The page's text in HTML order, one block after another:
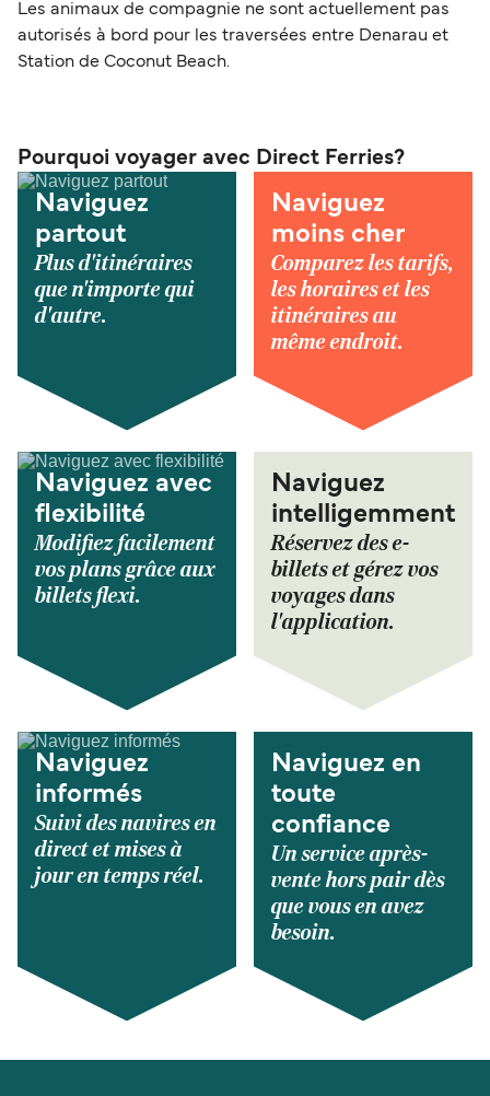
Les animaux de compagnie ne sont actuellement pas
autorisés à bord pour les traversées entre Denarau et
Station de Coconut Beach.
Pourquoi voyager avec Direct Ferries?
Naviguez
partout
Plus d'itinéraires
que n'importe qui
d'autre.
Naviguez
moins cher
Comparez les tarifs,
les horaires et les
itinéraires au
même endroit.
Naviguez avec
flexibilité
Modifiez facilement
vos plans grâce aux
billets flexi.
Naviguez
intelligemment
Réservez des e-
billets et gérez vos
voyages dans
l'application.
Naviguez
informés
Suivi des navires en
direct et mises à
jour en temps réel.
Naviguez en
toute
confiance
Un service après-
vente hors pair dès
que vous en avez
besoin.